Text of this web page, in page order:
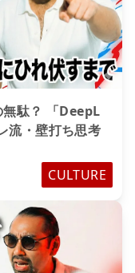
無駄？ 「DeepL
流・壁打ち思考
CULTURE